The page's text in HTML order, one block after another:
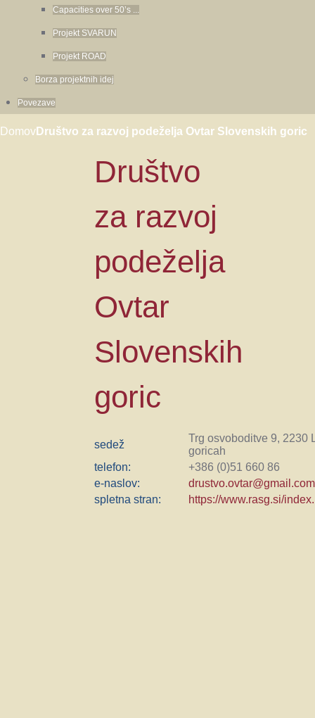
Capacities over 50’s ...
Projekt SVARUN
Projekt ROAD
Borza projektnih idej
Povezave
DomovDruštvo za razvoj podeželja Ovtar Slovenskih goric
Društvo
za razvoj
podeželja
Ovtar
Slovenskih
goric
sedež
Trg osvoboditve 9, 2230
goricah
telefon:
+386 (0)51 660 86
e-naslov:
drustvo.ovtar@gmail.com
spletna stran:
https://www.rasg.si/